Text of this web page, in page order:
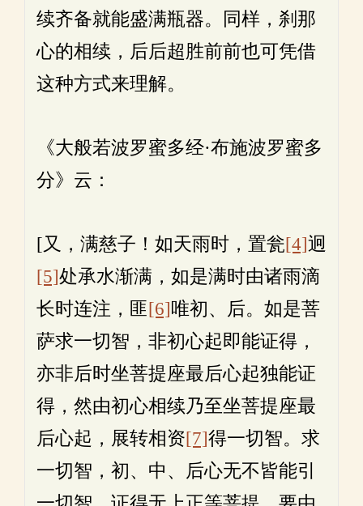
续齐备就能盛满瓶器。同样，刹那
心的相续，后后超胜前前也可凭借
这种方式来理解。
《大般若波罗蜜多经·布施波罗蜜多
分》云：
[又，满慈子！如天雨时，置瓮[4]迥
[5]处承水渐满，如是满时由诸雨滴
长时连注，匪[6]唯初、后。如是菩
萨求一切智，非初心起即能证得，
亦非后时坐菩提座最后心起独能证
得，然由初心相续乃至坐菩提座最
后心起，展转相资[7]得一切智。求
一切智，初、中、后心无不皆能引